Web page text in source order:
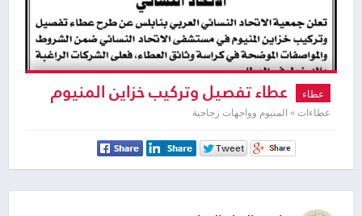
عطاء عطاء تفصيل وتركيب خزاين المنيوم
عطاءات » المنيوم وواجهات زجاجية